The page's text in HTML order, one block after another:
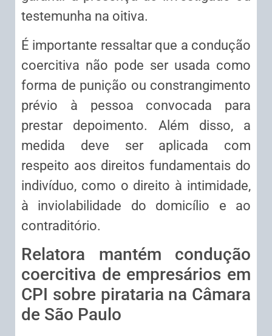
testemunha na oitiva.
É importante ressaltar que a condução
coercitiva não pode ser usada como
forma de punição ou constrangimento
prévio à pessoa convocada para
prestar depoimento. Além disso, a
medida deve ser aplicada com
respeito aos direitos fundamentais do
indivíduo, como o direito à intimidade,
à inviolabilidade do domicílio e ao
contraditório.
Relatora mantém condução
coercitiva de empresários em
CPI sobre pirataria na Câmara
de São Paulo